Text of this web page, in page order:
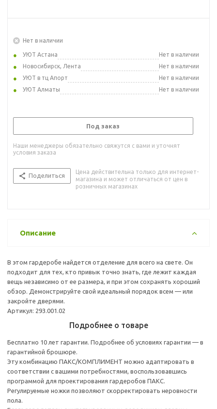
Нет в наличии
УЮТ Астана
Нет в наличии
Новосибирск, Лента
Нет в наличии
УЮТ в тц Апорт
Нет в наличии
УЮТ Алматы
Нет в наличии
Под заказ
Наши менеджеры обязательно свяжутся с вами и уточнят
условия заказа
Поделиться
Цена действительна только для интернет-
магазина и может отличаться от цен в
розничных магазинах
Описание
В этом гардеробе найдется отделение для всего на свете. Он
подходит для тех, кто привык точно знать, где лежит каждая
вещь независимо от ее размера, и при этом сохранять хороший
обзор. Демонстрируйте свой идеальный порядок всем — или
закройте дверями.
Артикул: 293.001.02
Подробнее о товаре
Бесплатно 10 лет гарантии. Подробнее об условиях гарантии — в
гарантийной брошюре.
Эту комбинацию ПАКС/КОМПЛИМЕНТ можно адаптировать в
соответствии с вашими потребностями, воспользовавшись
программой для проектирования гардеробов ПАКС.
Регулируемые ножки позволяют скорректировать неровности
пола.